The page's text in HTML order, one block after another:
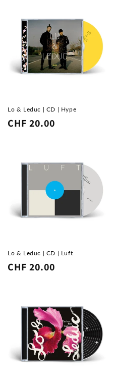
Lo & Leduc | CD | Hype
Normaler
CHF 20.00
Lo & Leduc | CD | Luft
Normaler
CHF 20.00